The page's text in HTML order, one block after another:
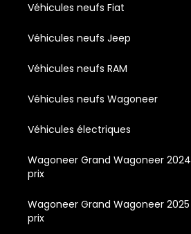
Véhicules neufs Fiat
Véhicules neufs Jeep
Véhicules neufs RAM
Véhicules neufs Wagoneer
Véhicules électriques
Wagoneer Grand Wagoneer
prix
Wagoneer Grand Wagoneer
prix